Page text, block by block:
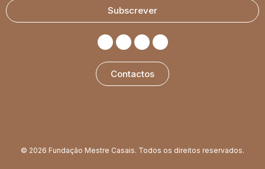
Subscrever
Contactos
© 2026 Fundação Mestre Casais. Todos os direitos reservados.